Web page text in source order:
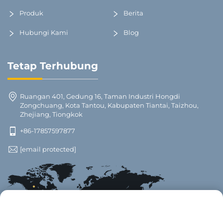
Produk Berita
Hubungi Kami Blog
Tetap Terhubung
Ruangan 401, Gedung 16, Taman Industri Hongdi
Zongchuang, Kota Tantou, Kabupaten Tiantai, Taizhou,
Zhejiang, Tiongkok
+86-17857597877
[email protected]